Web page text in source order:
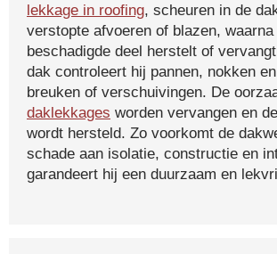
lekkage in roofing, scheuren in de
verstopte afvoeren of blazen,
beschadigde deel herstelt of
dak controleert hij pannen, nokken
breuken of verschuivingen. De
daklekkages worden vervangen en
wordt hersteld. Zo voorkomt de
schade aan isolatie, constructie en
garandeert hij een duurzaam en